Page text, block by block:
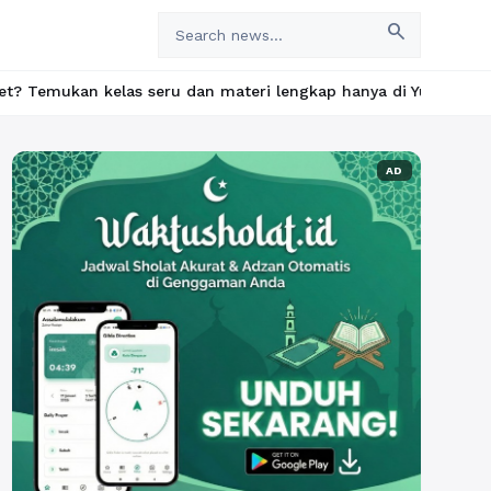
search
seru dan materi lengkap hanya di YukBelajar.com. Mulai
AD